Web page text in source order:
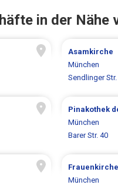
in der Nähe
Asamkirche
München
Sendlinger Str.
Pinakothek
München
Barer Str. 40
Frauenkirche
München